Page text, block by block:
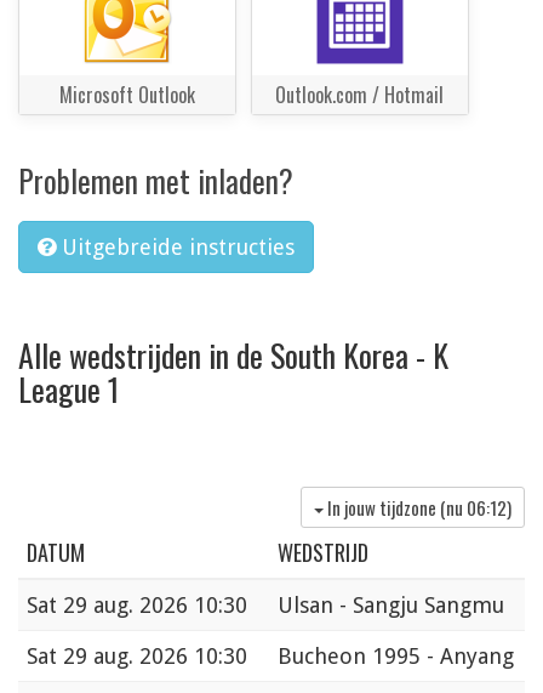
Microsoft Outlook Outlook.com / Hotmail
Problemen met inladen?
Uitgebreide instructies
Alle wedstrijden in de South Korea - K
League 1
In jouw tijdzone (nu 06:12)
DATUM WEDSTRIJD
Sat 29 aug. 2026 10:30
Ulsan - Sangju Sangmu
Sat 29 aug. 2026 10:30
Bucheon 1995 - Anyang